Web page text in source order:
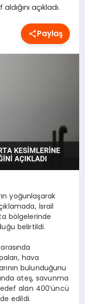
açıkladı.
Paylaş
yoğunlaşarak
İsrail
bölgelerinde
belirtildi.
hava
bulunduğunu
ateş, savunma
alan 400’üncü
edildi.